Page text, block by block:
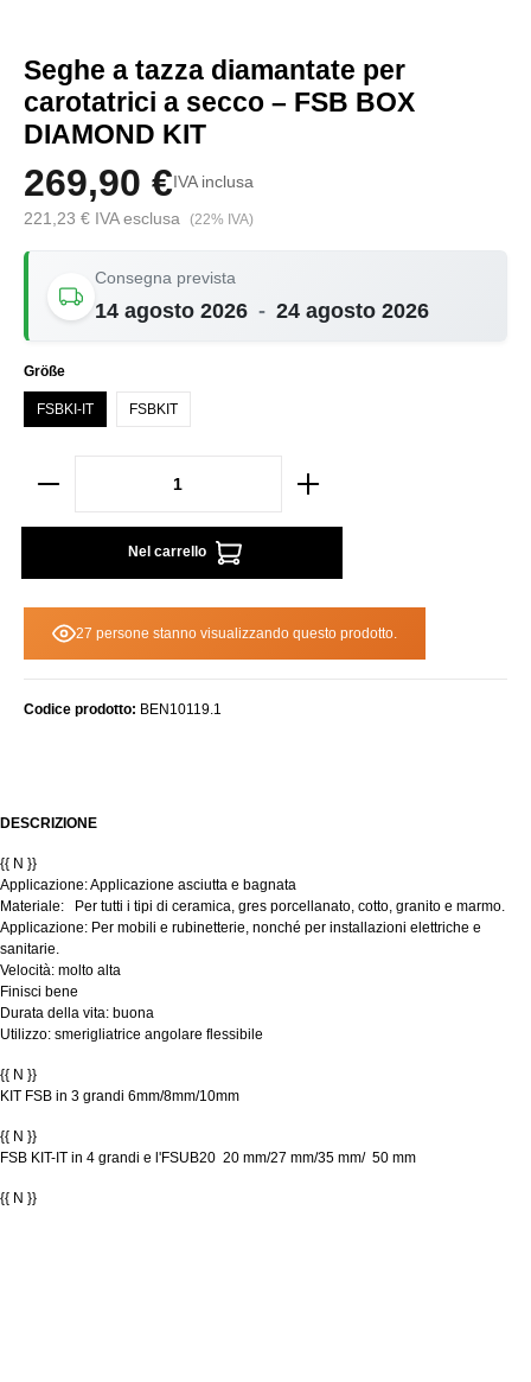
Seghe a tazza diamantate per
carotatrici a secco – FSB BOX
DIAMOND KIT
269,90 € IVA inclusa
221,23 € IVA esclusa (22% IVA)
Consegna prevista
14 agosto 2026 - 24 agosto 2026
Seleziona
Größe
FSBKI-IT FSBKIT
Nel carrello
27 persone stanno visualizzando questo prodotto.
Codice prodotto: BEN10119.1
DESCRIZIONE
{{ N }}
Applicazione: Applicazione asciutta e bagnata
Materiale:
Per tutti i tipi di ceramica, gres porcellanato, cotto, granito e marmo.
Applicazione: Per mobili e rubinetterie, nonché per installazioni elettriche e
sanitarie.
Velocità: molto alta
Finisci bene
Durata della vita: buona
Utilizzo: smerigliatrice angolare flessibile
{{ N }}
KIT FSB in 3 grandi 6mm/8mm/10mm
{{ N }}
FSB KIT-IT in 4 grandi e l'FSUB20 20 mm/27 mm/35 mm/ 50 mm
{{ N }}